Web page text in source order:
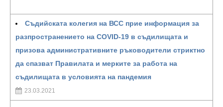
Съдийската колегия на ВСС прие информация за
разпространението на COVID-19 в съдилищата и
призова административните ръководители стриктно
да спазват Правилата и мерките за работа на
съдилищата в условията на пандемия
23.03.2021